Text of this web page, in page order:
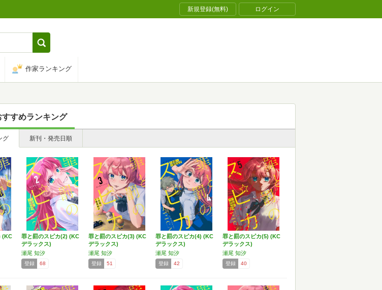
新規登録(無料) ログイン
作家ランキング
すすめランキング
グ 新刊・発売日順
(KC
罪と罰のスピカ(2) (KC
デラックス)
瀬尾 知汐
登録 68
罪と罰のスピカ(3) (KC
デラックス)
瀬尾 知汐
登録 51
罪と罰のスピカ(4) (KC
デラックス)
瀬尾 知汐
登録 42
罪と罰のスピカ(5) (KC
デラックス)
瀬尾 知汐
登録 40